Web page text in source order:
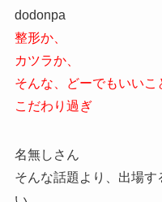
dodonpa
整形か、
カツラか、
そんな、どーでもいいこ
こだわり過ぎ
名無しさん
そんな話題より、出場